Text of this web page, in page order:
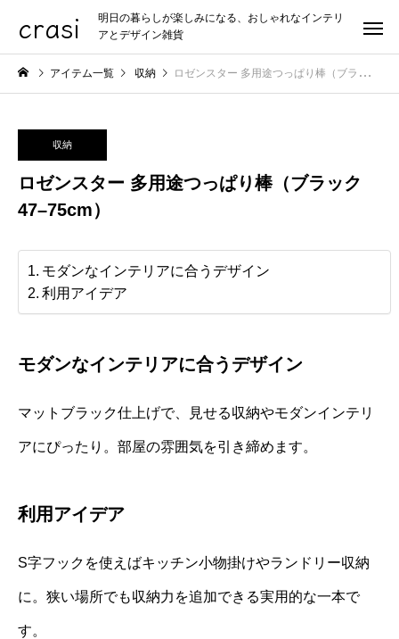
crasi
明日の暮らしが楽しみになる、おしゃれなインテリ
アとデザイン雑貨
アイテム一覧 収納 ロゼンスター 多用途つっぱり棒（ブラック 47–75cm）
収納
ロゼンスター 多用途つっぱり棒（ブラック
47–75cm）
モダンなインテリアに合うデザイン
利用アイデア
モダンなインテリアに合うデザイン
マットブラック仕上げで、見せる収納やモダンインテリ
アにぴったり。部屋の雰囲気を引き締めます。
利用アイデア
S字フックを使えばキッチン小物掛けやランドリー収納
に。狭い場所でも収納力を追加できる実用的な一本で
す。